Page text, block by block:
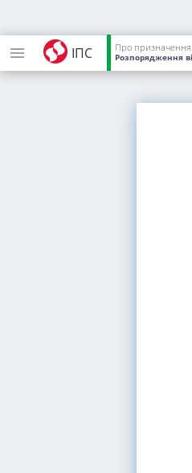
ІПС Про призначення
Розпорядження